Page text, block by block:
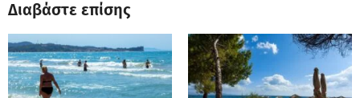
Διαβάστε επίσης